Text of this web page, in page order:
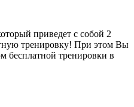
приведет с собой 2
тренировку! При этом Вы
бесплатной тренировки в